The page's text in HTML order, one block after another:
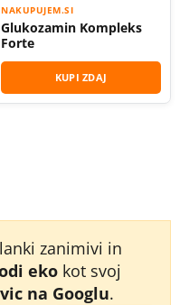
NAKUPUJEM.SI
Glukozamin Kompleks
Forte
KUPI ZDAJ
zanimivi in
eko kot svoj
na Googlu.